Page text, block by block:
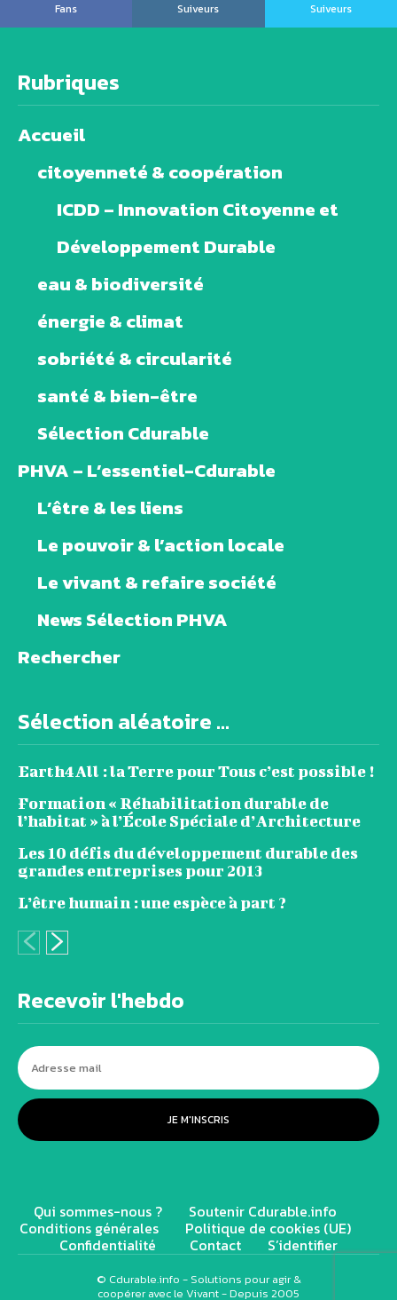
Fans
Suiveurs
Suiveurs
Rubriques
Accueil
citoyenneté & coopération
ICDD – Innovation Citoyenne et
Développement Durable
eau & biodiversité
énergie & climat
sobriété & circularité
santé & bien-être
Sélection Cdurable
PHVA – L’essentiel-Cdurable
L’être & les liens
Le pouvoir & l’action locale
Le vivant & refaire société
News Sélection PHVA
Rechercher
Sélection aléatoire ...
Earth4All : la Terre pour Tous c’est possible !
Formation « Réhabilitation durable de
l’habitat » à l’École Spéciale d’Architecture
Les 10 défis du développement durable des
grandes entreprises pour 2013
L’être humain : une espèce à part ?
Recevoir l'hebdo
JE M'INSCRIS
Qui sommes-nous ? Soutenir Cdurable.info
Conditions générales Politique de cookies (UE)
Confidentialité Contact S’identifier
© Cdurable.info - Solutions pour agir &
coopérer avec le Vivant - Depuis 2005